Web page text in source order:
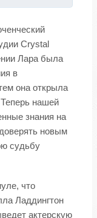
Crystal
Лара была
в
она открыла
нашей
знания на
новым
судьбу
что
Ладдингтон
актерскую